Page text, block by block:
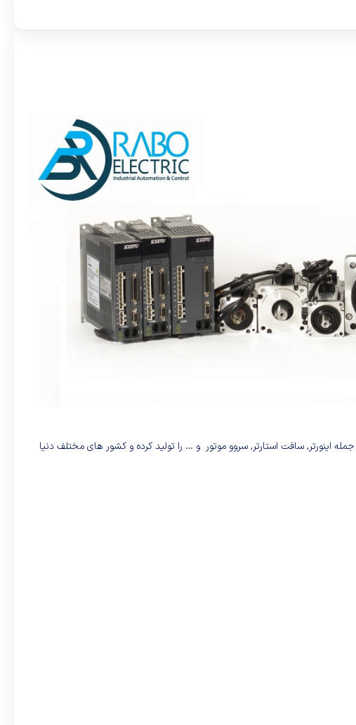
اینورتر, سافت استارتر, سروو موتور و … را تولید کرده و کشور های مختلف دنیا